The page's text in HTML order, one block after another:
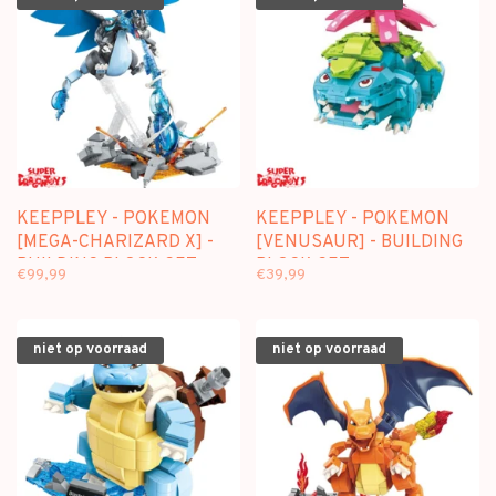
KEEPPLEY - POKEMON
[MEGA-CHARIZARD X] -
BUILDING BLOCK SET
€99,99
KEEPPLEY - POKEMON
[VENUSAUR] - BUILDING
BLOCK SET
€39,99
niet op voorraad niet op voorraad